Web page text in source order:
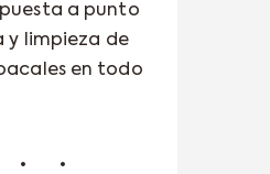
a punto
y limpieza de
en todo